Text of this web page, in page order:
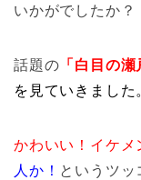
いかがでしたか？
話題の 「白目の瀬
を見ていきました
かわいい！イケメ
人か！ というツッ